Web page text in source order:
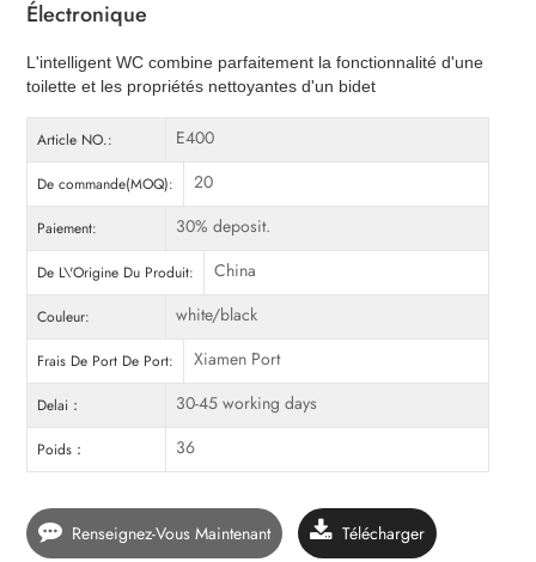
Électronique
L'intelligent WC combine parfaitement la fonctionnalité d'une
toilette et les propriétés nettoyantes d'un bidet
Article NO.: E400
De commande(MOQ): 20
Paiement: 30% deposit.
De L\'Origine Du Produit: China
Couleur: white/black
Frais De Port De Port: Xiamen Port
Delai： 30-45 working days
Poids： 36
Renseignez-Vous Maintenant Télécharger